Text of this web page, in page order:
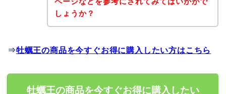
しょうか？
⇒牡蠣王の商品を今すぐお得に購入したい方はこちら
牡蠣王の商品を今すぐお得に購入したい